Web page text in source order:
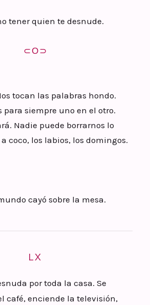
tener quien te desnude.
⊂Ο⊃
tocan las palabras hondo.
para siempre uno en el otro.
Nadie puede borrarnos lo
coco, los labios, los domingos.
cayó sobre la mesa.
LX
por toda la casa. Se
café, enciende la televisión,